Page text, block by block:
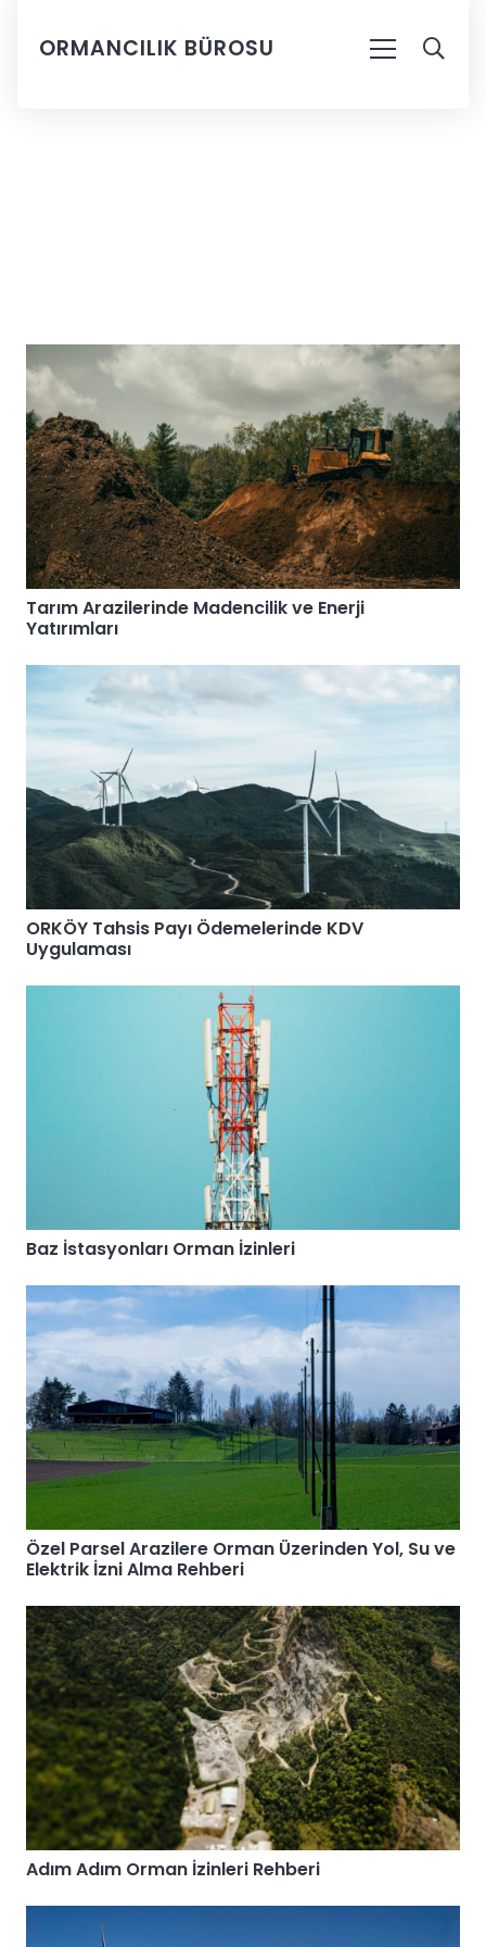
ORMANCILIK BÜROSU
Tarım Arazilerinde Madencilik ve Enerji
Yatırımları
ORKÖY Tahsis Payı Ödemelerinde KDV
Uygulaması
Baz İstasyonları Orman İzinleri
Özel Parsel Arazilere Orman Üzerinden Yol, Su ve
Elektrik İzni Alma Rehberi
Adım Adım Orman İzinleri Rehberi